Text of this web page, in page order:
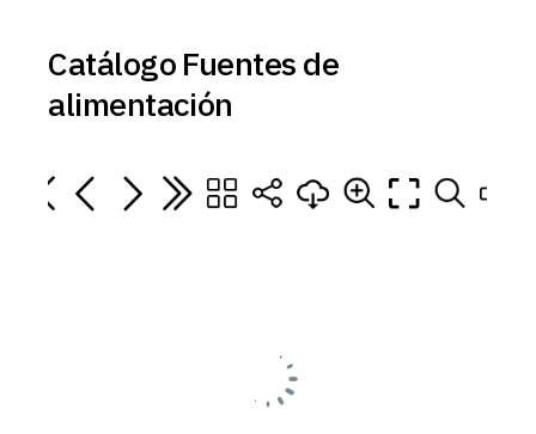
Catálogo Fuentes de
alimentación